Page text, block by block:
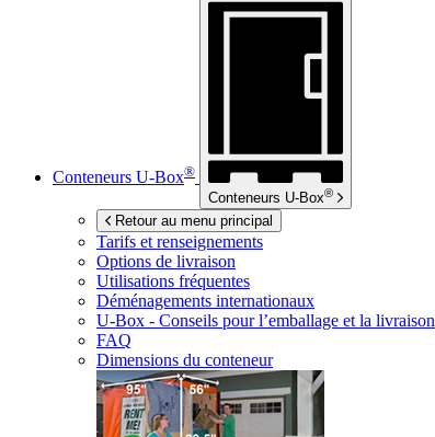
Conteneurs U-Box®
Conteneurs U-Box®
Retour au menu principal
Tarifs et renseignements
Options de livraison
Utilisations fréquentes
Déménagements internationaux
U-Box - Conseils pour l’emballage et la livraison
FAQ
Dimensions du conteneur